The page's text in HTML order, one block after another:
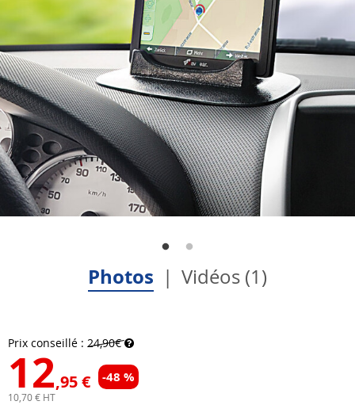
Photos Vidéos (1)
Prix conseillé : 24,90€
12,95 € -48 %
10,70 € HT